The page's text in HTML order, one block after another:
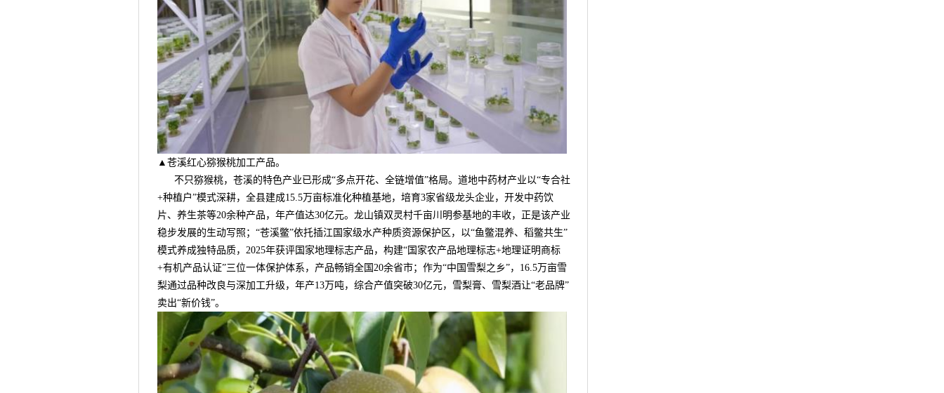
▲苍溪红心猕猴桃加工产品。
不只猕猴桃，苍溪的特色产业已形成“多点开花、全链增值”格局。道地中药材产业以“专合社
+种植户”模式深耕，全县建成15.5万亩标准化种植基地，培育3家省级龙头企业，开发中药饮
片、养生茶等20余种产品，年产值达30亿元。龙山镇双灵村千亩川明参基地的丰收，正是该产业
稳步发展的生动写照；“苍溪鳖”依托插江国家级水产种质资源保护区，以“鱼鳖混养、稻鳖共生”
模式养成独特品质，2025年获评国家地理标志产品，构建“国家农产品地理标志+地理证明商标
+有机产品认证”三位一体保护体系，产品畅销全国20余省市；作为“中国雪梨之乡”，16.5万亩雪
梨通过品种改良与深加工升级，年产13万吨，综合产值突破30亿元，雪梨膏、雪梨酒让“老品牌”
卖出“新价钱”。